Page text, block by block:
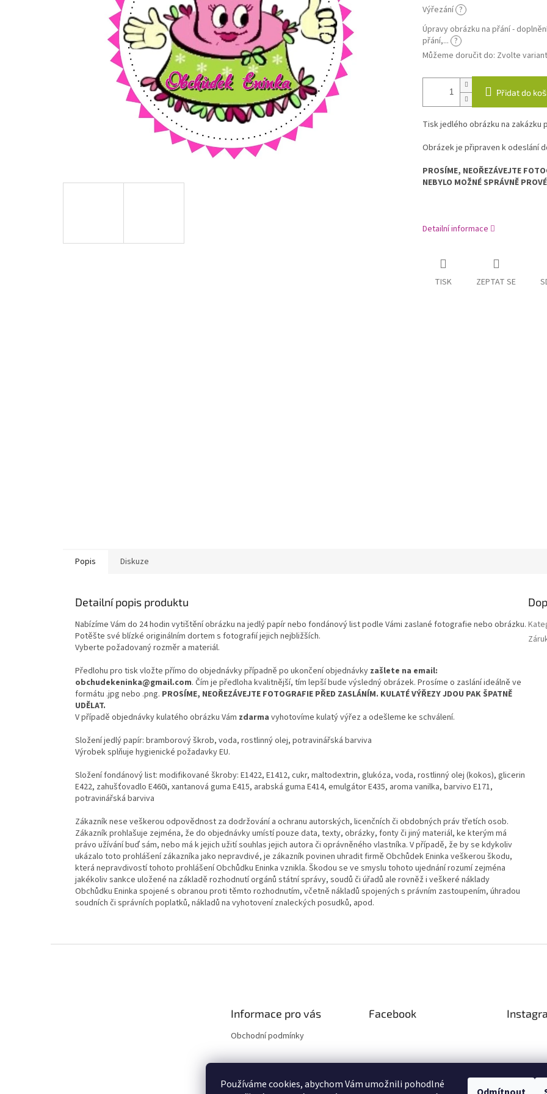
Používáme cookies, abychom Vám umožnili pohodlné
Výřezání ?
Úpravy obrázku na přání -
přání,... ?
Můžeme doručit do: Zvolte
Přidat do
Tisk jedlého obrázku na
Obrázek je připraven k odeslání
PROSÍME, NEOŘEZÁVEJTE
NEBYLO MOŽNÉ SPRÁVNĚ
Detailní informace
TISK ZEPTAT SE
Popis Diskuze
Detailní popis produktu
Nabízíme Vám do 24 hodin vytištění obrázku na jedlý papír nebo fondánový list podle Vámi zaslané fotografie nebo obrázku.
Potěšte své blízké originálním dortem s fotografií jejich nejbližších.
Vyberte požadovaný rozměr a materiál.
Předlohu pro tisk vložte přímo do objednávky případně po ukončení objednávky zašlete na email:
obchudekeninka@gmail.com. Čím je předloha kvalitnější, tím lepší bude výsledný obrázek. Prosíme o zaslání ideálně ve
formátu .jpg nebo .png. PROSÍME, NEOŘEZÁVEJTE FOTOGRAFIE PŘED ZASLÁNÍM. KULATÉ VÝŘEZY JDOU PAK ŠPATNĚ
UDĚLAT.
V případě objednávky kulatého obrázku Vám zdarma vyhotovíme kulatý výřez a odešleme ke schválení.
Složení jedlý papír: bramborový škrob, voda, rostlinný olej, potravinářská barviva
Výrobek splňuje hygienické požadavky EU.
Složení fondánový list: modifikované škroby: E1422, E1412, cukr, maltodextrin, glukóza, voda, rostlinný olej (kokos), glicerin
E422, zahušťovadlo E460i, xantanová guma E415, arabská guma E414, emulgátor E435, aroma vanilka, barvivo E171,
potravinářská barviva
Zákazník nese veškerou odpovědnost za dodržování a ochranu autorských, licenčních či obdobných práv třetích osob.
Zákazník prohlašuje zejména, že do objednávky umístí pouze data, texty, obrázky, fonty či jiný materiál, ke kterým má
právo užívání buď sám, nebo má k jejich užití souhlas jejich autora či oprávněného vlastníka. V případě, že by se kdykoliv
ukázalo toto prohlášení zákazníka jako nepravdivé, je zákazník povinen uhradit firmě Obchůdek Eninka veškerou škodu,
která nepravdivostí tohoto prohlášení Obchůdku Eninka vznikla. Škodou se ve smyslu tohoto ujednání rozumí zejména
jakékoliv sankce uložené na základě rozhodnutí orgánů státní správy, soudů či úřadů ale rovněž i veškeré náklady
Obchůdku Eninka spojené s obranou proti těmto rozhodnutím, včetně nákladů spojených s právním zastoupením, úhradou
soudních či správních poplatků, nákladů na vyhotovení znaleckých posudků, apod.
Informace pro vás
Obchodní podmínky
Facebook